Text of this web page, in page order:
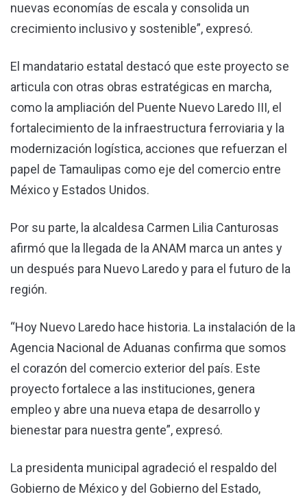
nuevas economías de escala y consolida un
crecimiento inclusivo y sostenible”, expresó.
El mandatario estatal destacó que este proyecto se
articula con otras obras estratégicas en marcha,
como la ampliación del Puente Nuevo Laredo III, el
fortalecimiento de la infraestructura ferroviaria y la
modernización logística, acciones que refuerzan el
papel de Tamaulipas como eje del comercio entre
México y Estados Unidos.
Por su parte, la alcaldesa Carmen Lilia Canturosas
afirmó que la llegada de la ANAM marca un antes y
un después para Nuevo Laredo y para el futuro de la
región.
“Hoy Nuevo Laredo hace historia. La instalación de la
Agencia Nacional de Aduanas confirma que somos
el corazón del comercio exterior del país. Este
proyecto fortalece a las instituciones, genera
empleo y abre una nueva etapa de desarrollo y
bienestar para nuestra gente”, expresó.
La presidenta municipal agradeció el respaldo del
Gobierno de México y del Gobierno del Estado,